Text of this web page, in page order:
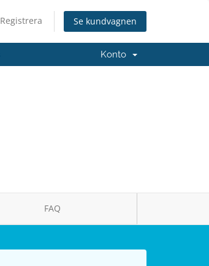
Registrera Se kundvagnen
Konto
FAQ